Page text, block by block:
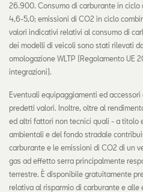
26.900. Consumo di carburante in ciclo
4,6-5,0; emissioni di CO2 in ciclo
valori indicativi relativi al consumo di
dei modelli di veicoli sono stati rilevati
omologazione WLTP (Regolamento UE
integrazioni).
Eventuali equipaggiamenti ed
predetti valori. Inoltre, oltre al
ed altri fattori non tecnici quali - a titolo
ambientali e del fondo stradale
carburante e le emissioni di CO2 di un
gas ad effetto serra principalmente
terrestre. È disponibile gratuitamente
relativa al risparmio di carburante e alle